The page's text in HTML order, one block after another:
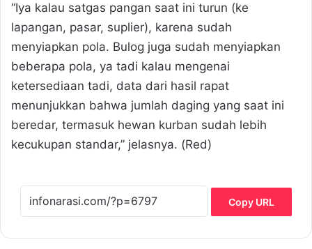
“Iya kalau satgas pangan saat ini turun (ke
lapangan, pasar, suplier), karena sudah
menyiapkan pola. Bulog juga sudah menyiapkan
beberapa pola, ya tadi kalau mengenai
ketersediaan tadi, data dari hasil rapat
menunjukkan bahwa jumlah daging yang saat ini
beredar, termasuk hewan kurban sudah lebih
kecukupan standar,” jelasnya. (Red)
Copy URL